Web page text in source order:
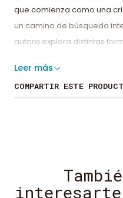
que comienza como una
un camino de búsqueda
autora explora distintas
profunda conexión
verdadera transformación
Leer más
COMPARTIR ESTE